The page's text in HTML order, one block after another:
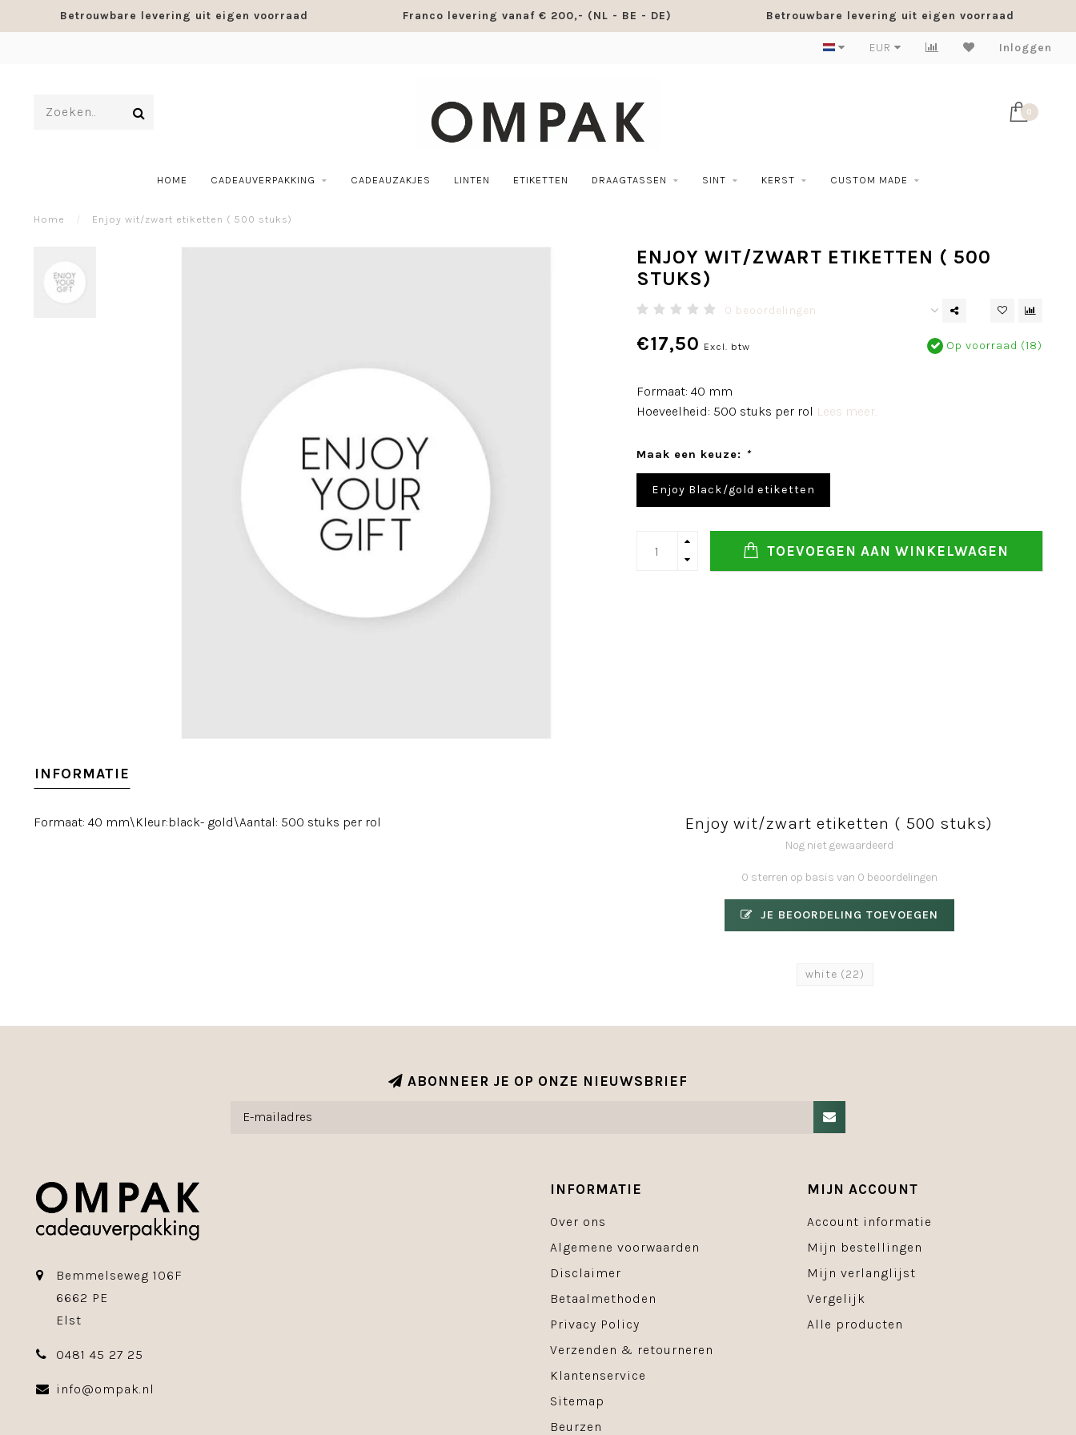
Betrouwbare levering uit eigen voorraad Franco levering vanaf € 200,- (NL - BE - DE) Betrouwbare levering uit eigen voorraad
EUR Inloggen
0
HOME CADEAUVERPAKKING CADEAUZAKJES LINTEN ETIKETTEN DRAAGTASSEN SINT KERST CUSTOM MADE
Home / Enjoy wit/zwart etiketten ( 500 stuks)
ENJOY WIT/ZWART ETIKETTEN ( 500
STUKS)
0 beoordelingen
€17,50 Excl. btw Op voorraad (18)
Formaat: 40 mm
Hoeveelheid: 500 stuks per rol Lees meer..
Maak een keuze: *
Enjoy Black/gold etiketten
TOEVOEGEN AAN WINKELWAGEN
INFORMATIE
Formaat: 40 mm\Kleur:black- gold\Aantal: 500 stuks per rol Enjoy wit/zwart etiketten ( 500 stuks)
Nog niet gewaardeerd
0 sterren op basis van 0 beoordelingen
JE BEOORDELING TOEVOEGEN
white (22)
ABONNEER JE OP ONZE NIEUWSBRIEF
Bemmelseweg 106F
6662 PE
Elst
0481 45 27 25
info@ompak.nl
INFORMATIE
Over ons
Algemene voorwaarden
Disclaimer
Betaalmethoden
Privacy Policy
Verzenden & retourneren
Klantenservice
Sitemap
Beurzen
MIJN ACCOUNT
Account informatie
Mijn bestellingen
Mijn verlanglijst
Vergelijk
Alle producten